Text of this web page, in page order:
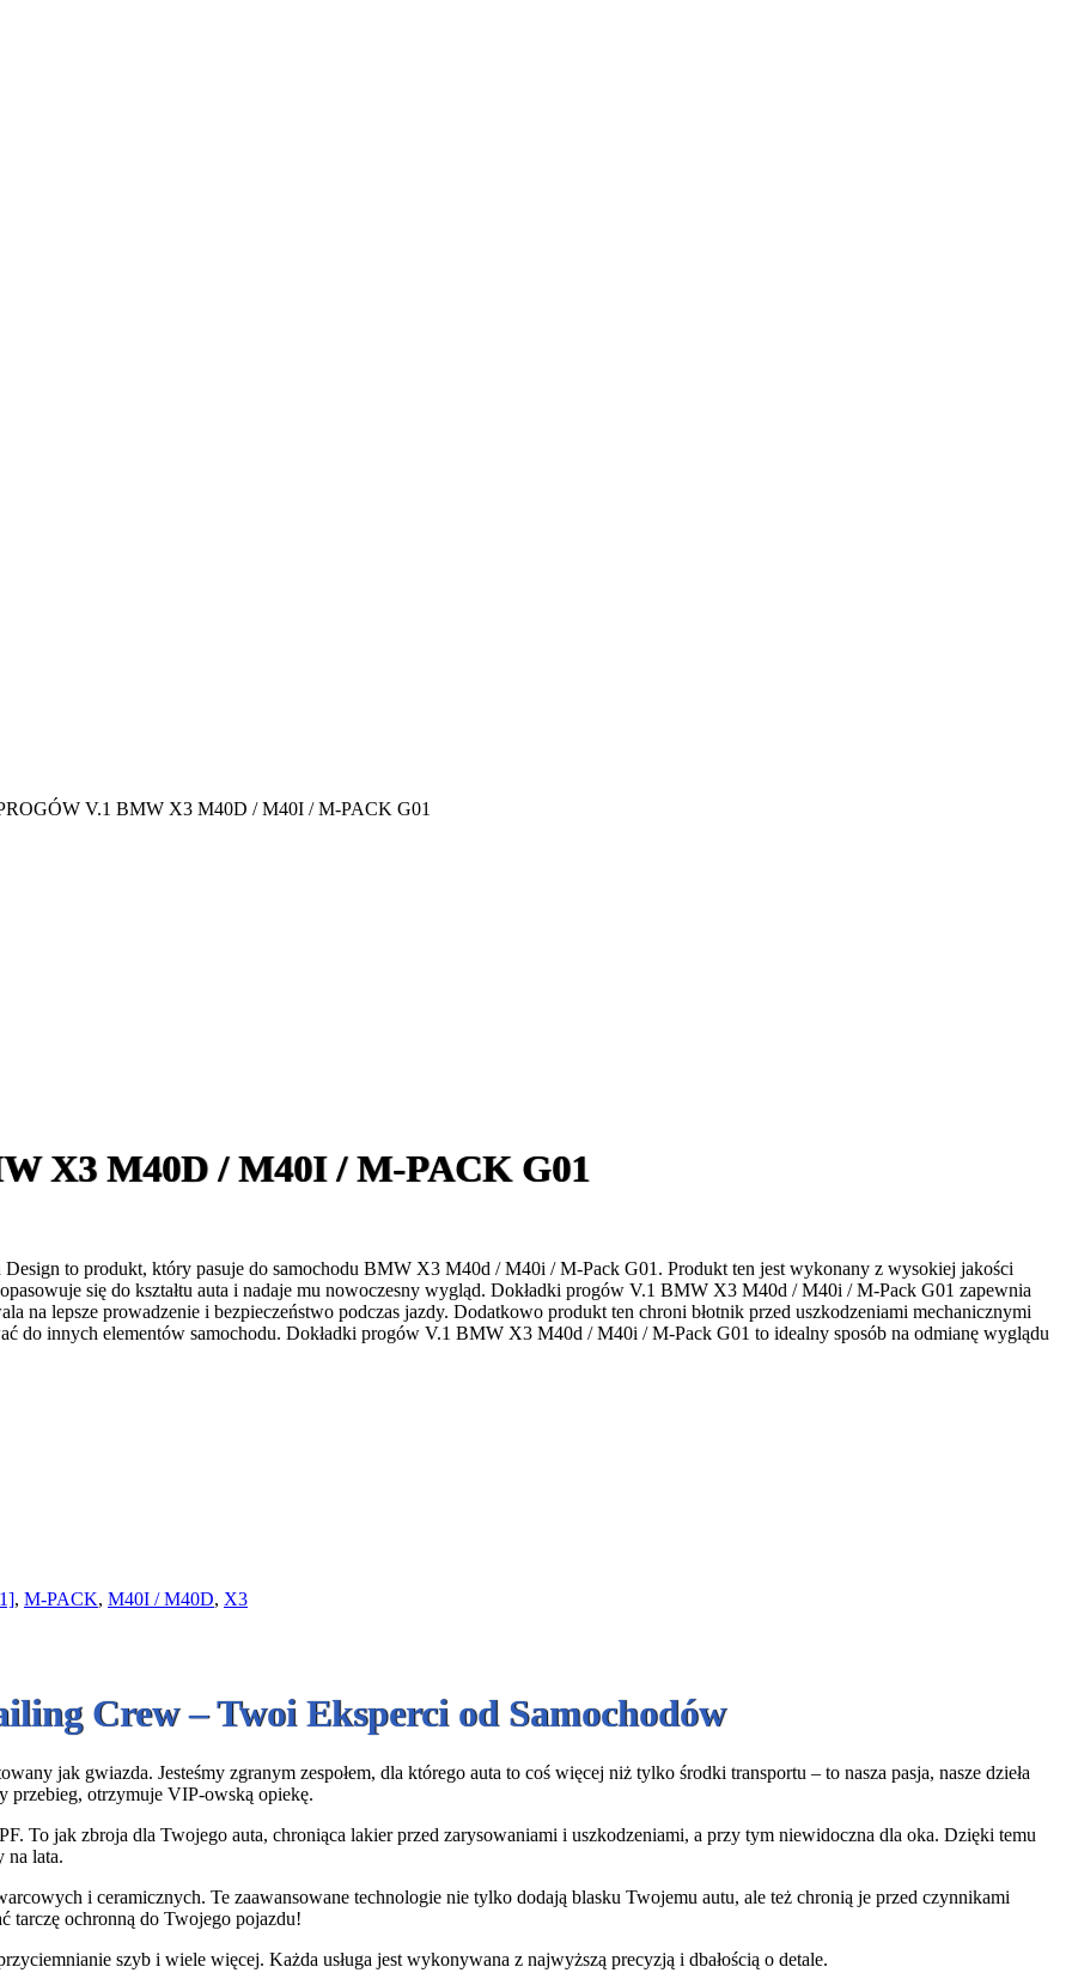
V.1 BMW X3 M40D / M40I / M-PACK G01
X3 M40D / M40I / M-PACK G01
to produkt, który pasuje do samochodu BMW X3 M40d / M40i / M-Pack G01. Produkt ten jest wykonany z wysokiej jakości
się do kształtu auta i nadaje mu nowoczesny wygląd. Dokładki progów V.1 BMW X3 M40d / M40i / M-Pack G01 zapewnia
na lepsze prowadzenie i bezpieczeństwo podczas jazdy. Dodatkowo produkt ten chroni błotnik przed uszkodzeniami mechanicznymi
do innych elementów samochodu. Dokładki progów V.1 BMW X3 M40d / M40i / M-Pack G01 to idealny sposób na odmianę wyglądu
, M-PACK, M40I / M40D, X3
Crew – Twoi Eksperci od Samochodów
jak gwiazda. Jesteśmy zgranym zespołem, dla którego auta to coś więcej niż tylko środki transportu – to nasza pasja, nasze dzieła
przebieg, otrzymuje VIP-owską opiekę.
To jak zbroja dla Twojego auta, chroniąca lakier przed zarysowaniami i uszkodzeniami, a przy tym niewidoczna dla oka. Dzięki temu
na lata.
i ceramicznych. Te zaawansowane technologie nie tylko dodają blasku Twojemu autu, ale też chronią je przed czynnikami
tarczę ochronną do Twojego pojazdu!
szyb i wiele więcej. Każda usługa jest wykonywana z najwyższą precyzją i dbałością o detale.